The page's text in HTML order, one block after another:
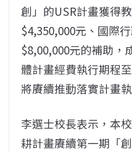
創」的USR計畫獲得
$4,350,000元、國際
$8,00,000元的補助，
體計畫經費執行期程
將賡續推動落實計畫
李選士校長表示，本
耕計畫賡續第一期「